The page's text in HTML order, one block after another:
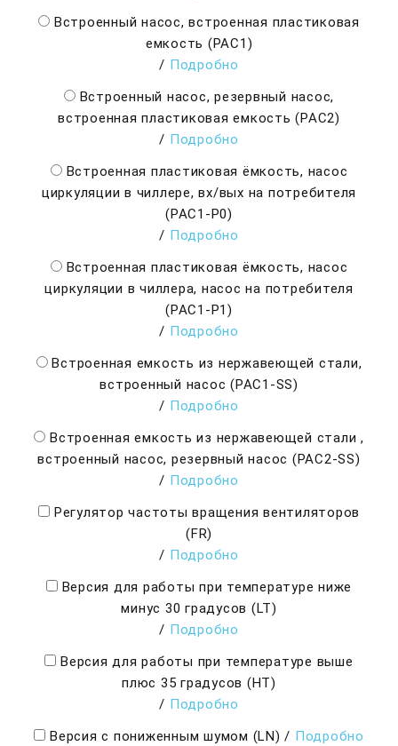
Встроенный насос, встроенная пластиковая
емкость (РАС1)
/ Подробно
Встроенный насос, резервный насос,
встроенная пластиковая емкость (РАС2)
/ Подробно
Встроенная пластиковая ёмкость, насос
циркуляции в чиллере, вх/вых на потребителя
(PAC1-P0)
/ Подробно
Встроенная пластиковая ёмкость, насос
циркуляции в чиллера, насос на потребителя
(PAC1-P1)
/ Подробно
Встроенная емкость из нержавеющей стали,
встроенный насос (PAC1-SS)
/ Подробно
Встроенная емкость из нержавеющей стали ,
встроенный насос, резервный насос (PAC2-SS)
/ Подробно
Регулятор частоты вращения вентиляторов
(FR)
/ Подробно
Версия для работы при температуре ниже
минус 30 градусов (LT)
/ Подробно
Версия для работы при температуре выше
плюс 35 градусов (HT)
/ Подробно
Версия с пониженным шумом (LN) / Подробно